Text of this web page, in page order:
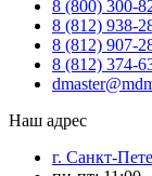
8 (800) 300-
8 (812) 938-
8 (812) 907-
8 (812) 374-
Наш адрес
г. Санкт-